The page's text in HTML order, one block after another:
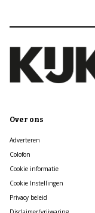
Over ons
Adverteren
Colofon
Cookie informatie
Cookie Instellingen
Privacy beleid